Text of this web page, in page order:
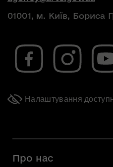
01001, м. Київ, Бориса
Налаштування
Про нас